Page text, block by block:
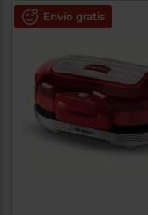
Envío gratis